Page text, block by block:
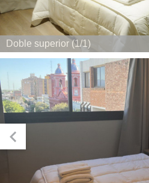
Doble superior (1/1)